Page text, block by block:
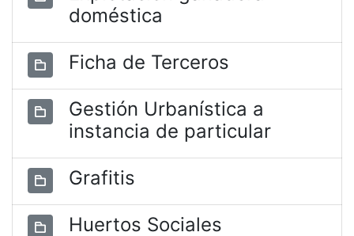
doméstica
Ficha de Terceros
Gestión Urbanística a
instancia de particular
Grafitis
Huertos Sociales